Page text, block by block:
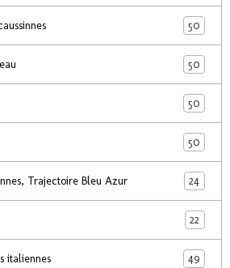
50
50
50
50
Trajectoire Bleu Azur 24
22
italiennes 49